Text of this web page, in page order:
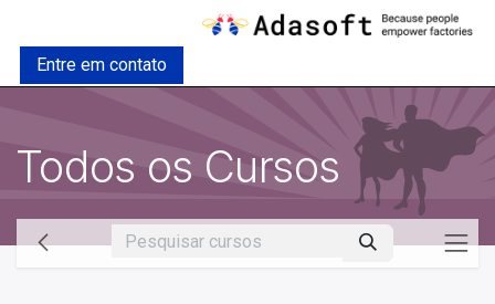
Entre em contato
Todos os Cursos